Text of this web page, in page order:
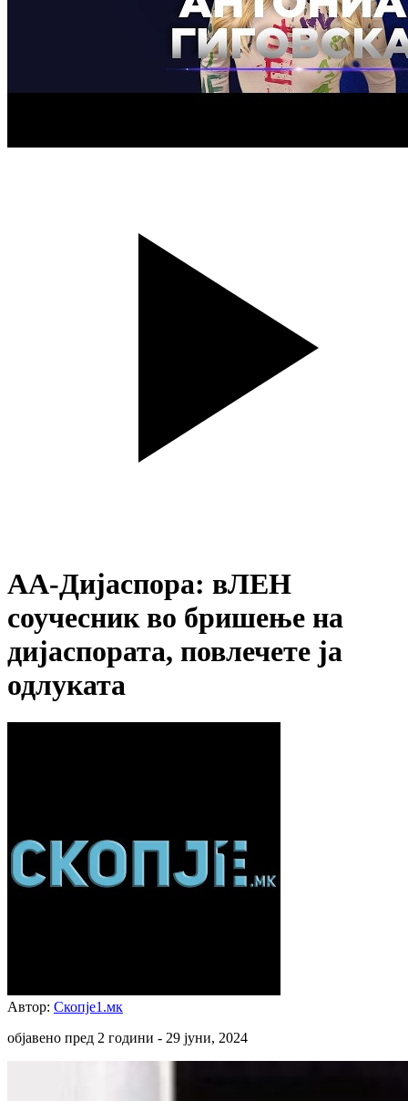
АА-Дијаспора: вЛЕН
соучесник во бришење на
дијаспората, повлечете ја
одлуката
Автор: Скопје1.мк
објавено пред 2 години - 29 јуни, 2024